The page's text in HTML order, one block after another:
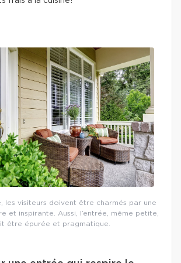
les visiteurs doivent être charmés par une
et inspirante. Aussi, l’entrée, même petite,
être épurée et pragmatique.